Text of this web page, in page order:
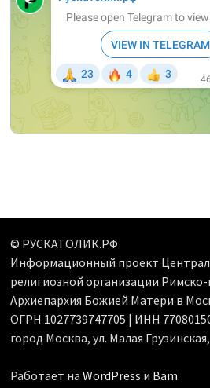
© РУСКАТОЛИК.РФ
Информационный проект
религиозной организации Римско-
Архиепархия Божией Матери в
ОГРН 1027739747705 | ИНН
город Москва, ул. Малая
Работает наWordPress и Bam.